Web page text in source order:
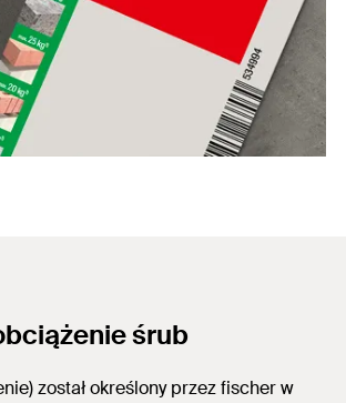
śrub
został określony przez fischer w